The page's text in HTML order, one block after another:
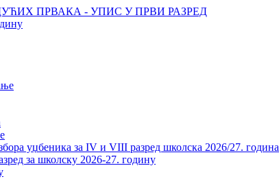
ПРВАКА - УПИС У ПРВИ РАЗРЕД
уџбеника за IV и VIII разред школска 2026/27. година
за школску 2026-27. годину